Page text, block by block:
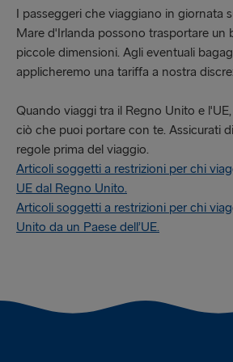
I passeggeri che viaggiano in giornata
Mare d'Irlanda possono trasportare un
piccole dimensioni. Agli eventuali
applicheremo una tariffa a nostra
Quando viaggi tra il Regno Unito e
ciò che puoi portare con te. Assicurati
regole prima del viaggio.
Articoli soggetti a restrizioni per chi
UE dal Regno Unito.
Articoli soggetti a restrizioni per chi
Unito da un Paese dell’UE.